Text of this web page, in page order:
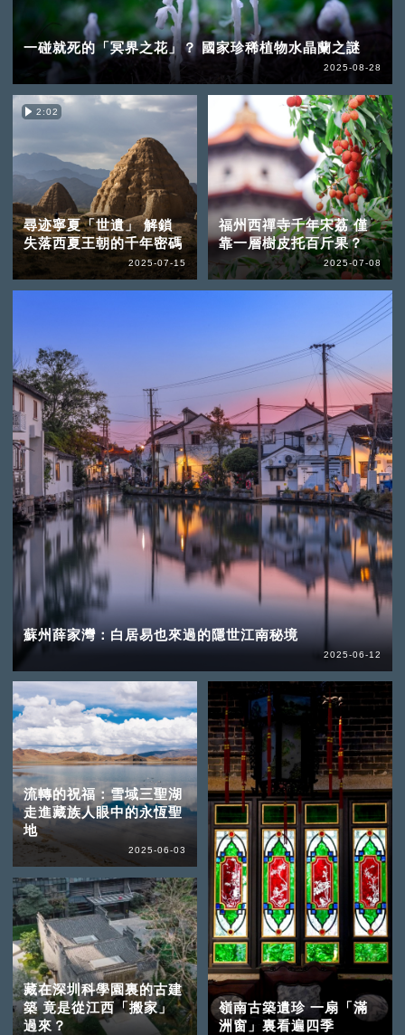
一碰就死的「冥界之花」？ 國家珍稀植物水晶蘭之謎
2025-08-28
2:02
尋迹寧夏「世遺」 解鎖
失落西夏王朝的千年密碼
2025-07-15
福州西禪寺千年宋荔 僅
靠一層樹皮托百斤果？
2025-07-08
蘇州薛家灣：白居易也來過的隱世江南秘境
2025-06-12
流轉的祝福：雪域三聖湖
走進藏族人眼中的永恆聖
地
2025-06-03
藏在深圳科學園裏的古建
築 竟是從江西「搬家」
過來？
嶺南古築遺珍 一扇「滿
洲窗」裏看遍四季